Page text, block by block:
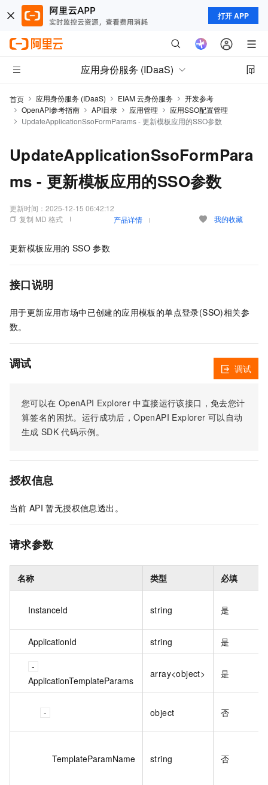
打开 APP
应用身份服务 (IDaaS)
首页 应用身份服务 (IDaaS) EIAM 云身份服务
开发参考
OpenAPI参考指南
API目录 应用管理
应用SSO配置管理
UpdateApplicationSsoFormParams - 更新模板应用的SSO参数
UpdateApplicationSsoFormPara
ms - 更新模板应用的SSO参数
更新时间： 2025-12-15 06:42:12
复制 MD 格式
产品详情 我的收藏
更新模板应用的 SSO 参数
接口说明
用于更新应用市场中已创建的应用模板的单点登录(SSO)相关参
数。
调试
您可以在 OpenAPI Explorer 中直接运行该接口，免去您计
算签名的困扰。运行成功后，OpenAPI Explorer 可以自动
生成 SDK 代码示例。
调试
授权信息
当前 API 暂无授权信息透出。
请求参数
名称 类型 必填
InstanceId string 是
ApplicationId string 是
ApplicationTemplateParams
array<object> 是
object 否
TemplateParamName string 否